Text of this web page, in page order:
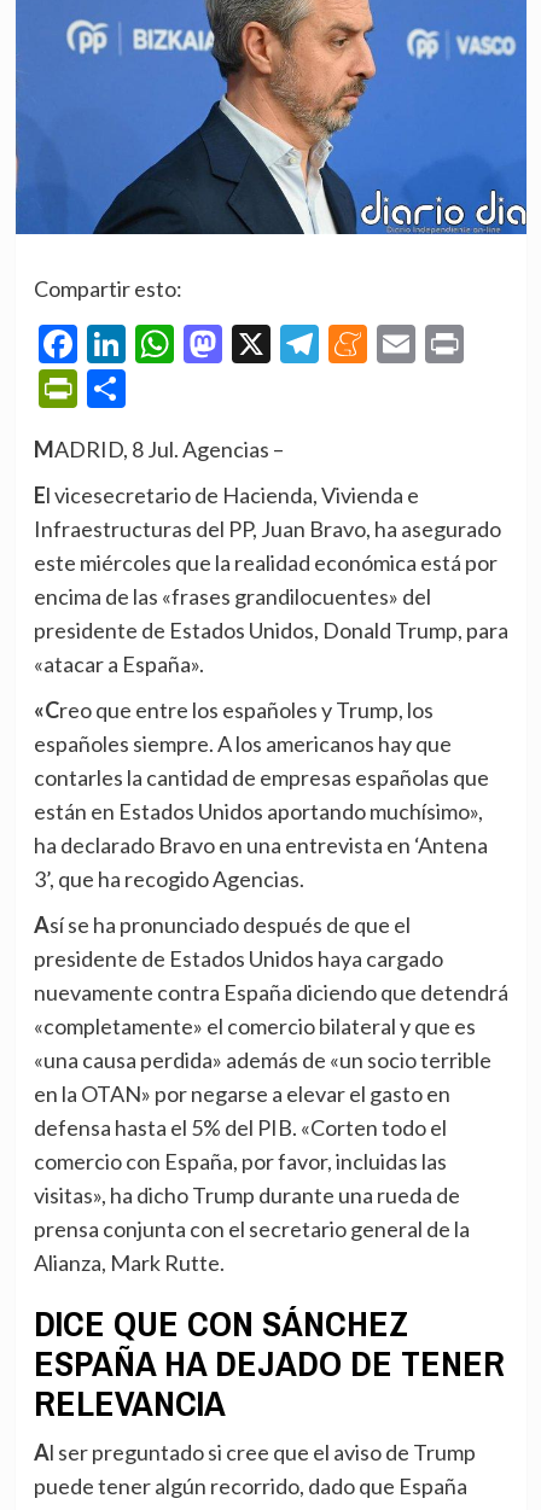
Compartir esto:
Facebook
LinkedIn
WhatsApp
Mastodon
X Telegram
Meneame
Email
PrintFriendly
Compartir
MADRID, 8 Jul. Agencias –
El vicesecretario de Hacienda, Vivienda e
Infraestructuras del PP, Juan Bravo, ha asegurado
este miércoles que la realidad económica está por
encima de las «frases grandilocuentes» del
presidente de Estados Unidos, Donald Trump, para
«atacar a España».
«Creo que entre los españoles y Trump, los
españoles siempre. A los americanos hay que
contarles la cantidad de empresas españolas que
están en Estados Unidos aportando muchísimo»,
ha declarado Bravo en una entrevista en ‘Antena
3’, que ha recogido Agencias.
Así se ha pronunciado después de que el
presidente de Estados Unidos haya cargado
nuevamente contra España diciendo que detendrá
«completamente» el comercio bilateral y que es
«una causa perdida» además de «un socio terrible
en la OTAN» por negarse a elevar el gasto en
defensa hasta el 5% del PIB. «Corten todo el
comercio con España, por favor, incluidas las
visitas», ha dicho Trump durante una rueda de
prensa conjunta con el secretario general de la
Alianza, Mark Rutte.
DICE QUE CON SÁNCHEZ
ESPAÑA HA DEJADO DE TENER
RELEVANCIA
Al ser preguntado si cree que el aviso de Trump
puede tener algún recorrido, dado que España